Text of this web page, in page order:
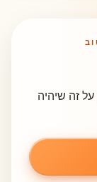
זה שיהיה